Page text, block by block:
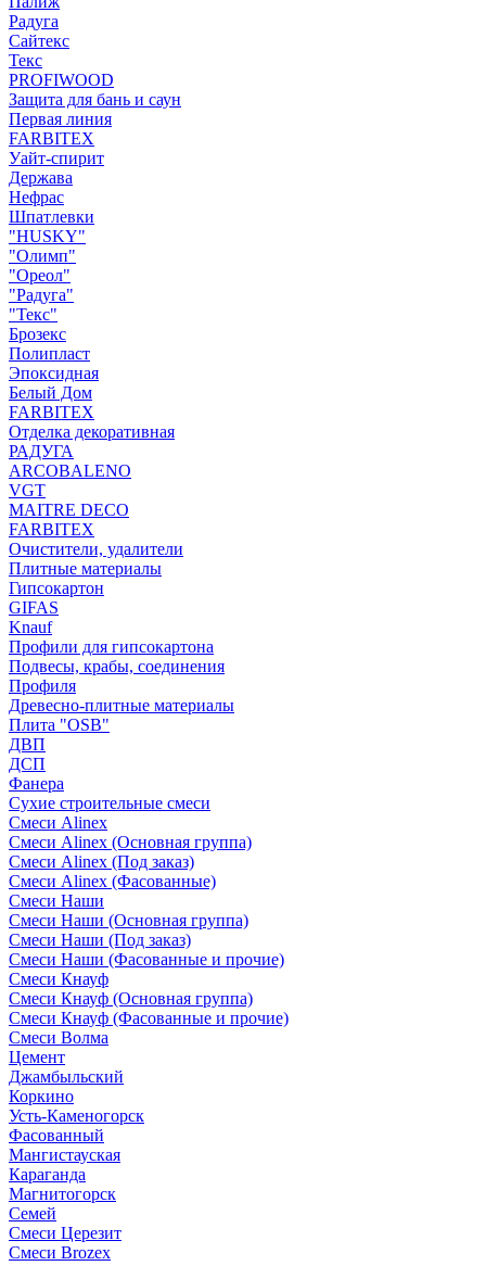
Радуга
Сайтекс
Текс
PROFIWOOD
Защита для бань и саун
Первая линия
FARBITEX
Уайт-спирит
Держава
Нефрас
Шпатлевки
"HUSKY"
"Олимп"
"Ореол"
"Радуга"
"Текс"
Брозекс
Полипласт
Эпоксидная
Белый Дом
FARBITEX
Отделка декоративная
РАДУГА
ARCOBALENO
VGT
MAITRE DECO
FARBITEX
Очистители, удалители
Плитные материалы
Гипсокартон
GIFAS
Knauf
Профили для гипсокартона
Подвесы, крабы, соединения
Профиля
Древесно-плитные материалы
Плита "OSB"
ДВП
ДСП
Фанера
Сухие строительные смеси
Смеси Alinex
Смеси Alinex (Основная группа)
Смеси Alinex (Под заказ)
Смеси Alinex (Фасованные)
Смеси Наши
Смеси Наши (Основная группа)
Смеси Наши (Под заказ)
Смеси Наши (Фасованные и прочие)
Смеси Кнауф
Смеси Кнауф (Основная группа)
Смеси Кнауф (Фасованные и прочие)
Смеси Волма
Цемент
Джамбыльский
Коркино
Усть-Каменогорск
Фасованный
Мангистауская
Караганда
Магнитогорск
Семей
Смеси Церезит
Смеси Brozex